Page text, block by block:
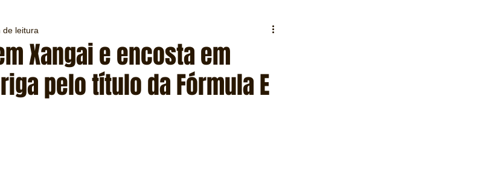
Trens e Metrô
Máquinas e Equipamentos
Xangai e encosta em
pelo título da Fórmula E
de leitura